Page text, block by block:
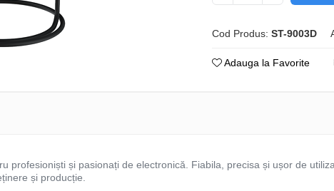
Cod Produs: ST-9003D
Adauga la Favorite
profesioniști și pasionați de electronică. Fiabila, precisa și ușor de
și producție.